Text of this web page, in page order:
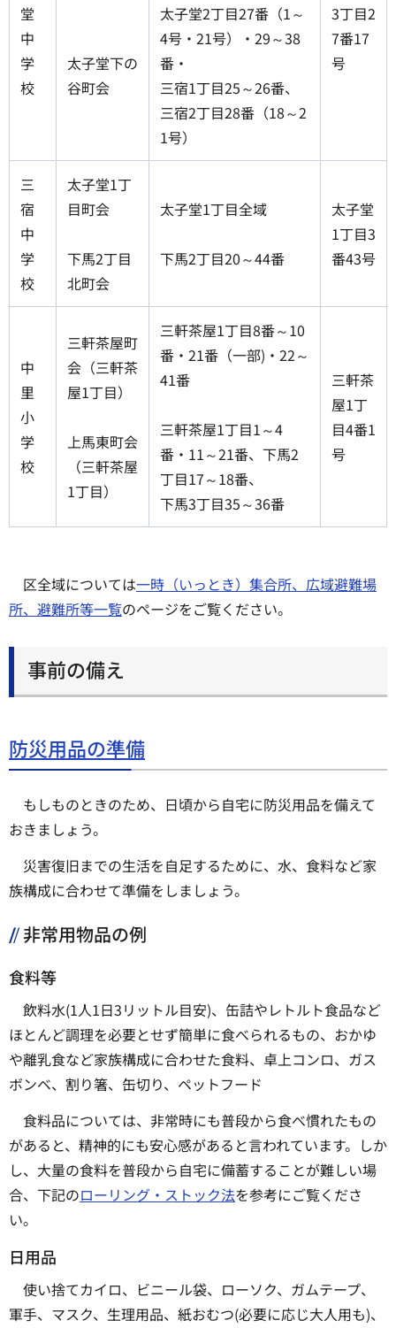
堂
中
学
校
太子堂下の
谷町会
太子堂2丁目27番（1～
4号・21号）・29～38
番・
三宿1丁目25～26番、
三宿2丁目28番（18～2
1号）
3丁目2
7番17
号
三
宿
中
学
校
太子堂1丁
目町会
下馬2丁目
北町会
太子堂1丁目全域
下馬2丁目20～44番
太子堂
1丁目3
番43号
中
里
小
学
校
三軒茶屋町
会（三軒茶
屋1丁目）
上馬東町会
（三軒茶屋
1丁目）
三軒茶屋1丁目8番～10
番・21番（一部)・22～
41番
三軒茶屋1丁目1～4
番・11～21番、下馬2
丁目17～18番、
下馬3丁目35～36番
三軒茶
屋1丁
目4番1
号
区全域については一時（いっとき）集合所、広域避難場
所、避難所等一覧のページをご覧ください。
事前の備え
防災用品の準備
もしものときのため、日頃から自宅に防災用品を備えて
おきましょう。
災害復旧までの生活を自足するために、水、食料など家
族構成に合わせて準備をしましょう。
非常用物品の例
食料等
飲料水(1人1日3リットル目安)、缶詰やレトルト食品など
ほとんど調理を必要とせず簡単に食べられるもの、おかゆ
や離乳食など家族構成に合わせた食料、卓上コンロ、ガス
ボンベ、割り箸、缶切り、ペットフード
食料品については、非常時にも普段から食べ慣れたもの
があると、精神的にも安心感があると言われています。しか
し、大量の食料を普段から自宅に備蓄することが難しい場
合、下記のローリング・ストック法を参考にご覧くださ
い。
日用品
使い捨てカイロ、ビニール袋、ローソク、ガムテープ、
軍手、マスク、生理用品、紙おむつ(必要に応じ大人用も)、